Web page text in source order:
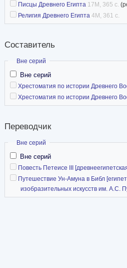
Писцы Древнего Египта 17M, 365 с.
Религия Древнего Египта 4M, 361 с.
Составитель
Скрыть
Вне серий
Вне серий
Хрестоматия по истории Древнего
Хрестоматия по истории Древнего
Переводчик
Скрыть
Вне серий
Вне серий
Повесть Петеисе III
Путешествие Ун-Амуна в Библ
изобразительных искусств им. А.С.